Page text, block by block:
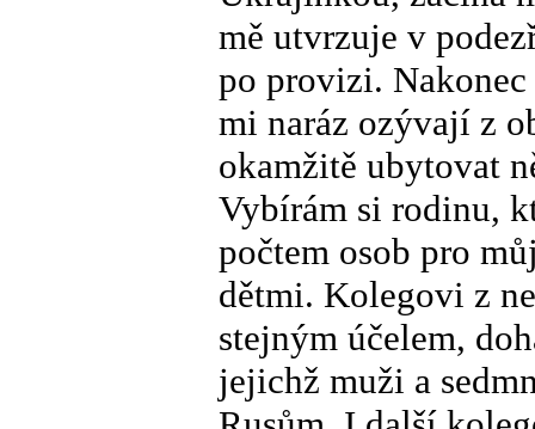
mě utvrzuje v
po provizi.
mi naráz ozývají z
okamžitě ubytovat
Vybírám si rodinu,
počtem osob pro
dětmi. Kolegovi z
stejným účelem,
jejichž muži a